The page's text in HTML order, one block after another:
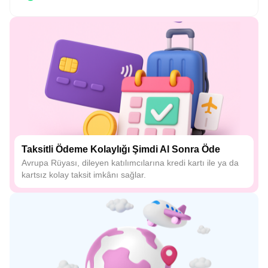
Taksitli Ödeme Kolaylığı Şimdi Al Sonra Öde
Avrupa Rüyası, dileyen katılımcılarına kredi kartı ile ya da
kartsız kolay taksit imkânı sağlar.